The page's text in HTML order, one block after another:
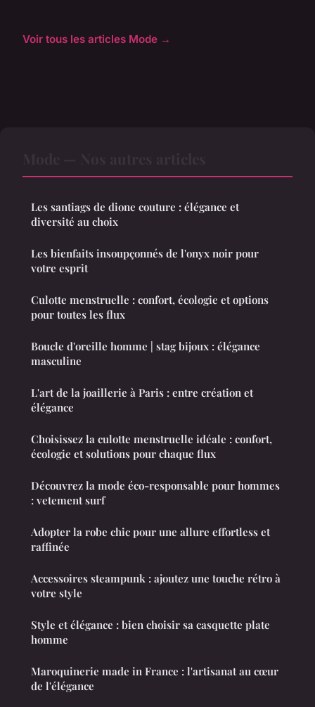
Voir tous les articles Mode →
Les santiags de dione couture : élégance et
diversité au choix
Les bienfaits insoupçonnés de l'onyx noir pour
votre esprit
Culotte menstruelle : confort, écologie et options
pour toutes les flux
Boucle d'oreille homme | stag bijoux : élégance
masculine
L'art de la joaillerie à Paris : entre création et
élégance
Choisissez la culotte menstruelle idéale : confort,
écologie et solutions pour chaque flux
Découvrez la mode éco-responsable pour hommes
: vetement surf
Adopter la robe chic pour une allure effortless et
raffinée
Accessoires steampunk : ajoutez une touche rétro à
votre style
Style et élégance : bien choisir sa casquette plate
homme
Maroquinerie made in France : l'artisanat au cœur
de l'élégance